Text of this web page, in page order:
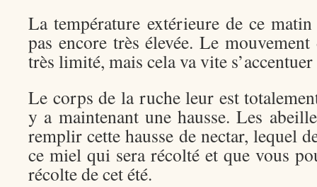
La température extérieure de ce
pas encore très élevée. Le
très limité, mais cela va vite
Le corps de la ruche leur est
y a maintenant une hausse. Les
remplir cette hausse de nectar, lequel
ce miel qui sera récolté et que vous
récolte de cet été.